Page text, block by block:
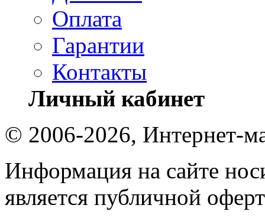
Оплата
Гарантии
Контакты
Личный кабинет
© 2006-2026, Интернет-
Информация на сайте
является публичной